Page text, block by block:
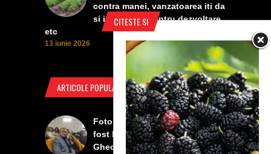
CITESTE SI
contra manei, vanzatoarea iti da
si insecticid, pentru dezvoltare,
etc
13 iunie 2026
ARTICOLE POPULARE
Foto Izbiceni - Lumea buna a
fost la concertul lui Tudor
Gheorghe. Lumea prea buna